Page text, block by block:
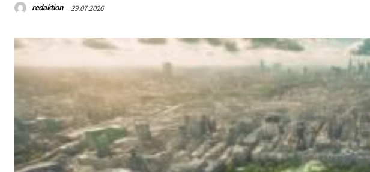
redaktion 29.07.2026